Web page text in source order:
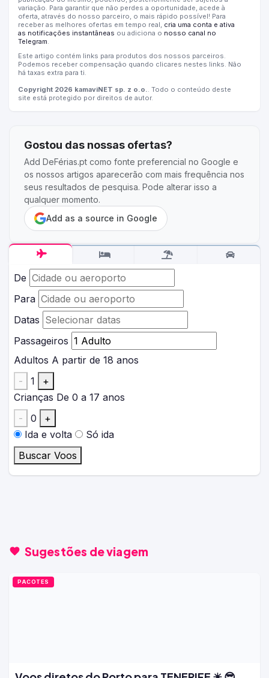
De
Para
Datas
Passageiros
Adultos A partir de 18 anos
-
1
+
Crianças De 0 a 17 anos
-
0
+
Ida e volta
Só ida
Buscar Voos
variação. Para garantir que não perdes a oportunidade, acede à
oferta, através do nosso parceiro, o mais rápido possível! Para
receber as melhores ofertas em tempo real, cria uma conta e ativa
as notificações instantâneas ou adiciona o nosso canal no
Telegram
Este artigo contém links para produtos dos nossos parceiros.
Podemos receber compensação quando clicares nestes links. Não
há taxas extra para ti.
Copyright 2026 kamaviNET sp. z o.o.
. Todo o conteúdo deste
site está protegido por direitos de autor.
Gostou das nossas ofertas?
Add DeFérias.pt como fonte preferencial no Google e
os nossos artigos aparecerão com mais frequência nos
seus resultados de pesquisa. Pode alterar isso a
qualquer momento.
Add as a source in Google
Sugestões de viagem
PACOTES